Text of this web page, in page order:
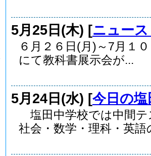
5月25日(木) [ニュー
６月２６日(月)～7月１
にて教科書展示会が...
5月24日(水) [今日の塩
塩田中学校では中間テ
社会・数学・理科・英語